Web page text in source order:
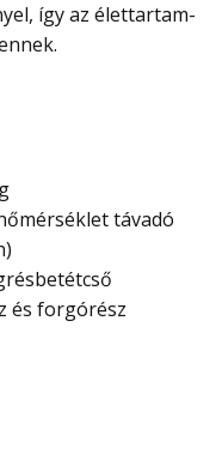
így az élettartam-
távadó
és forgórész